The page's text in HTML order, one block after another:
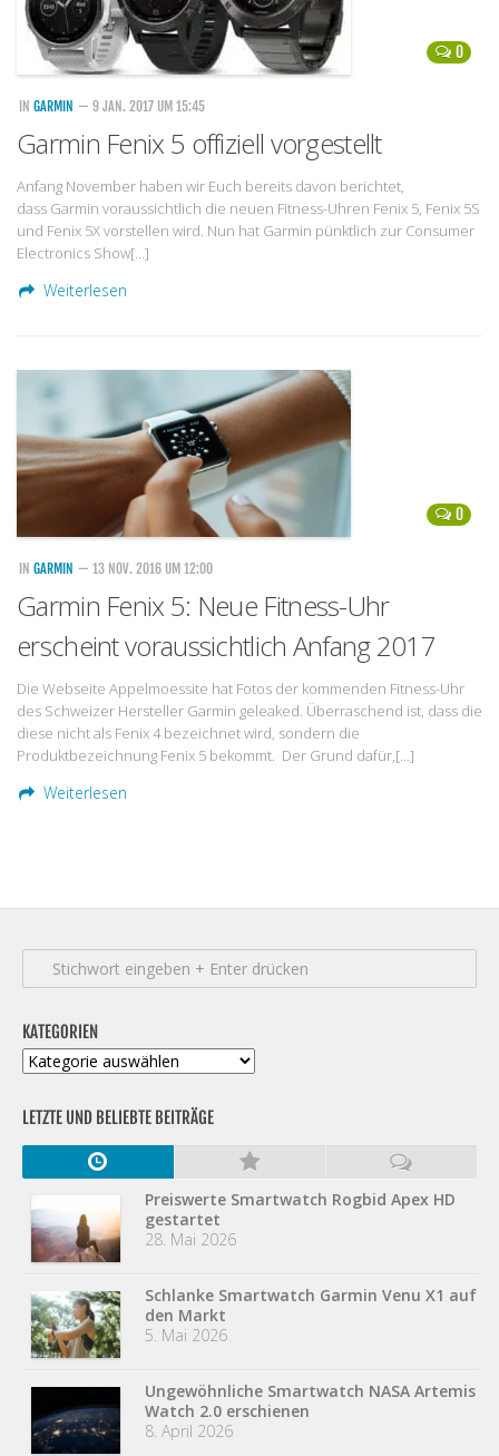
0
IN GARMIN — 9 JAN. 2017 UM 15:45
Garmin Fenix 5 offiziell vorgestellt
Anfang November haben wir Euch bereits davon berichtet,
dass Garmin voraussichtlich die neuen Fitness-Uhren Fenix ​​5, Fenix ​​5S
und Fenix ​​5X vorstellen wird. Nun hat Garmin pünktlich zur Consumer
Electronics Show[…]
Weiterlesen
0
IN GARMIN — 13 NOV. 2016 UM 12:00
Garmin Fenix 5: Neue Fitness-Uhr
erscheint voraussichtlich Anfang 2017
Die Webseite Appelmoessite hat Fotos der kommenden Fitness-Uhr
des Schweizer Hersteller Garmin geleaked. Überraschend ist, dass die
diese nicht als Fenix 4 bezeichnet wird, sondern die
Produktbezeichnung Fenix 5 bekommt. Der Grund dafür,[…]
Weiterlesen
KATEGORIEN
Kategorien
LETZTE UND BELIEBTE BEITRÄGE
Preiswerte Smartwatch Rogbid Apex HD
gestartet
28. Mai 2026
Schlanke Smartwatch Garmin Venu X1 auf
den Markt
5. Mai 2026
Ungewöhnliche Smartwatch NASA Artemis
Watch 2.0 erschienen
8. April 2026